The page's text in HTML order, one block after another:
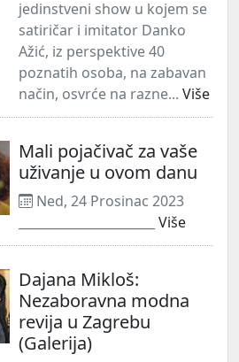
jedinstveni show u kojem se
satiričar i imitator Danko
Ažić, iz perspektive 40
poznatih osoba, na zabavan
način, osvrće na razne... Više
Mali pojačivač za vaše
uživanje u ovom danu
Ned, 24 Prosinac 2023
Više
Dajana Mikloš:
Nezaboravna modna
revija u Zagrebu
(Galerija)